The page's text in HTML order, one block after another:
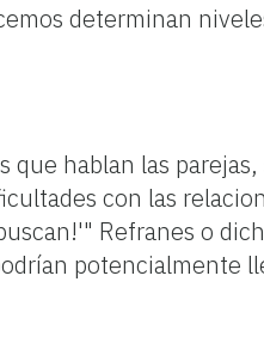
determinan
hablan las
con las
Refranes o
potencialmente